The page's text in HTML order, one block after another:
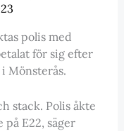
polis med
för sig efter
Mönsterås.
stack. Polis åkte
E22, säger